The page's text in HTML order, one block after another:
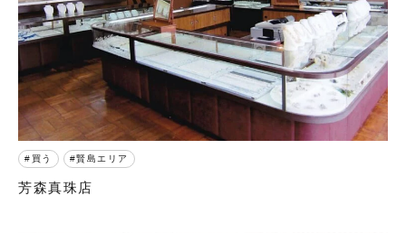
買う 賢島エリア
芳森真珠店